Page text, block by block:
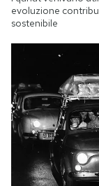
evoluzione
sostenibile